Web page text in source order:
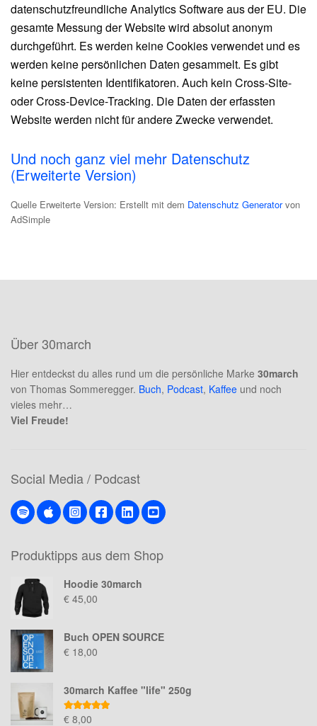
datenschutzfreundliche Analytics Software aus der EU. Die
gesamte Messung der Website wird absolut anonym
durchgeführt. Es werden keine Cookies verwendet und es
werden keine persönlichen Daten gesammelt. Es gibt
keine persistenten Identifikatoren. Auch kein Cross-Site-
oder Cross-Device-Tracking. Die Daten der erfassten
Website werden nicht für andere Zwecke verwendet.
Und noch ganz viel mehr Datenschutz
(Erweiterte Version)
Quelle Erweiterte Version: Erstellt mit dem Datenschutz Generatorvon
AdSimple
Über 30march
Hier entdeckst du alles rund um die persönliche Marke 30march
von Thomas Sommeregger. Buch, Podcast, Kaffee und noch
vieles mehr…
Viel Freude!
Social Media / Podcast
Produktipps aus dem Shop
Hoodie 30march
€ 45,00
Buch OPEN SOURCE
€ 18,00
30march Kaffee "life" 250g
Bewertet mit
€ 8,00